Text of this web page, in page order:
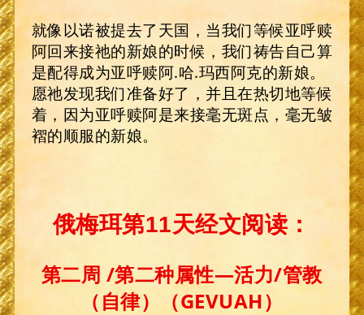
就像以诺被提去了天国，当我们等候亚呼赎
阿回来接祂的新娘的时候，我们祷告自己算
是配得成为亚呼赎阿.哈.玛西阿克的新娘。
愿祂发现我们准备好了，并且在热切地等候
着，因为亚呼赎阿是来接毫无斑点，毫无皱
褶的顺服的新娘。
俄梅珥第11天经文阅读：
第二周 /第二种属性—活力/管教
（自律）（GEVUAH）